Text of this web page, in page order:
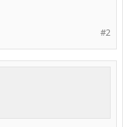
#2